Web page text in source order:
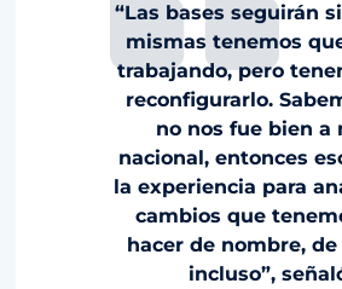
“Las bases seguirán
mismas tenemos
trabajando, pero
reconfigurarlo.
no nos fue bien a
nacional, entonces
la experiencia para
cambios que
hacer de nombre, de
incluso”,